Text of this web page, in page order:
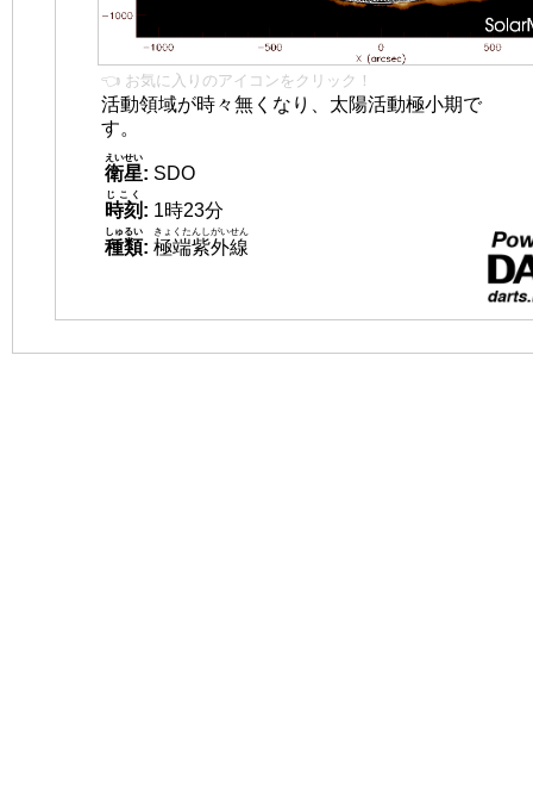
👈 お気に入りのアイコンをクリック！
活動領域が時々無くなり、太陽活動極小期で
す。
衛星
えいせい
: SDO
時刻
じこく
: 1時23分
種類
しゅるい
: 極端紫外線
きょくたんしがいせん